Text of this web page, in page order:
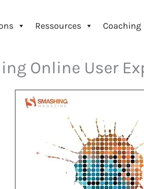
Ressources Coaching
Online User